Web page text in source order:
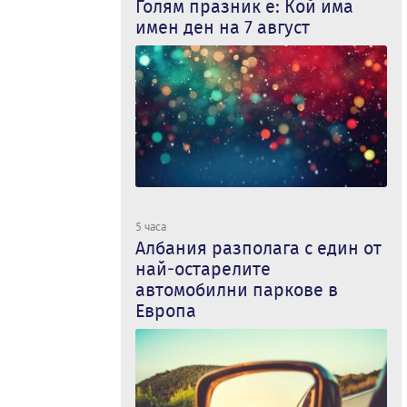
Голям празник е: Кой има
имен ден на 7 август
5 часа
Албания разполага с един от
най-остарелите
автомобилни паркове в
Европа